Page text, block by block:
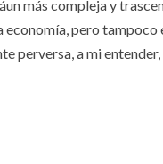
más compleja y
economía, pero tampoco
perversa, a mi